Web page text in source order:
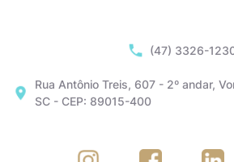
(47) 3326-
Rua Antônio Treis, 607 - 2º andar,
SC - CEP: 89015-400